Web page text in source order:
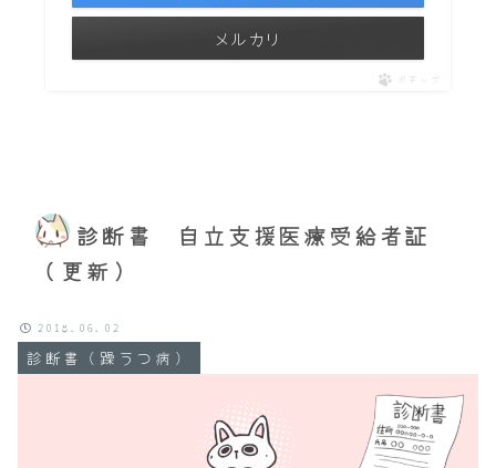
診断書 自立支援医療受給者証
（更新）
診断書（躁うつ病）
2018.06.02
メルカリ
ポチップ